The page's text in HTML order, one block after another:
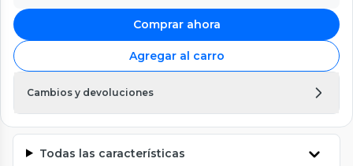
Comprar ahora
Agregar al carro
Cambios y devoluciones
Todas las características